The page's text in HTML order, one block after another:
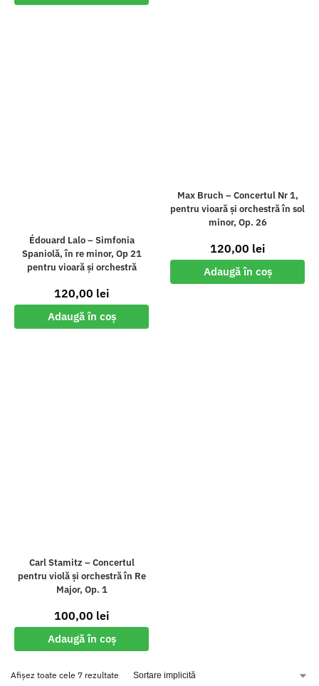
Édouard Lalo – Simfonia
Spaniolă, în re minor, Op 21
pentru vioară și orchestră
120,00 lei
Adaugă în coș
Max Bruch – Concertul Nr 1,
pentru vioară și orchestră în sol
minor, Op. 26
120,00 lei
Adaugă în coș
Carl Stamitz – Concertul
pentru violă și orchestră în Re
Major, Op. 1
100,00 lei
Adaugă în coș
Afișez toate cele 7 rezultate